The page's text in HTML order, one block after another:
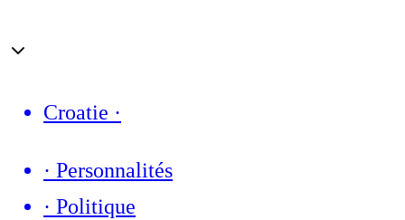
Croatie ·
· Personnalités
· Politique